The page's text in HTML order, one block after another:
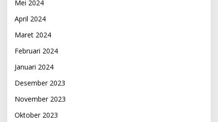
Mei 2024
April 2024
Maret 2024
Februari 2024
Januari 2024
Desember 2023
November 2023
Oktober 2023